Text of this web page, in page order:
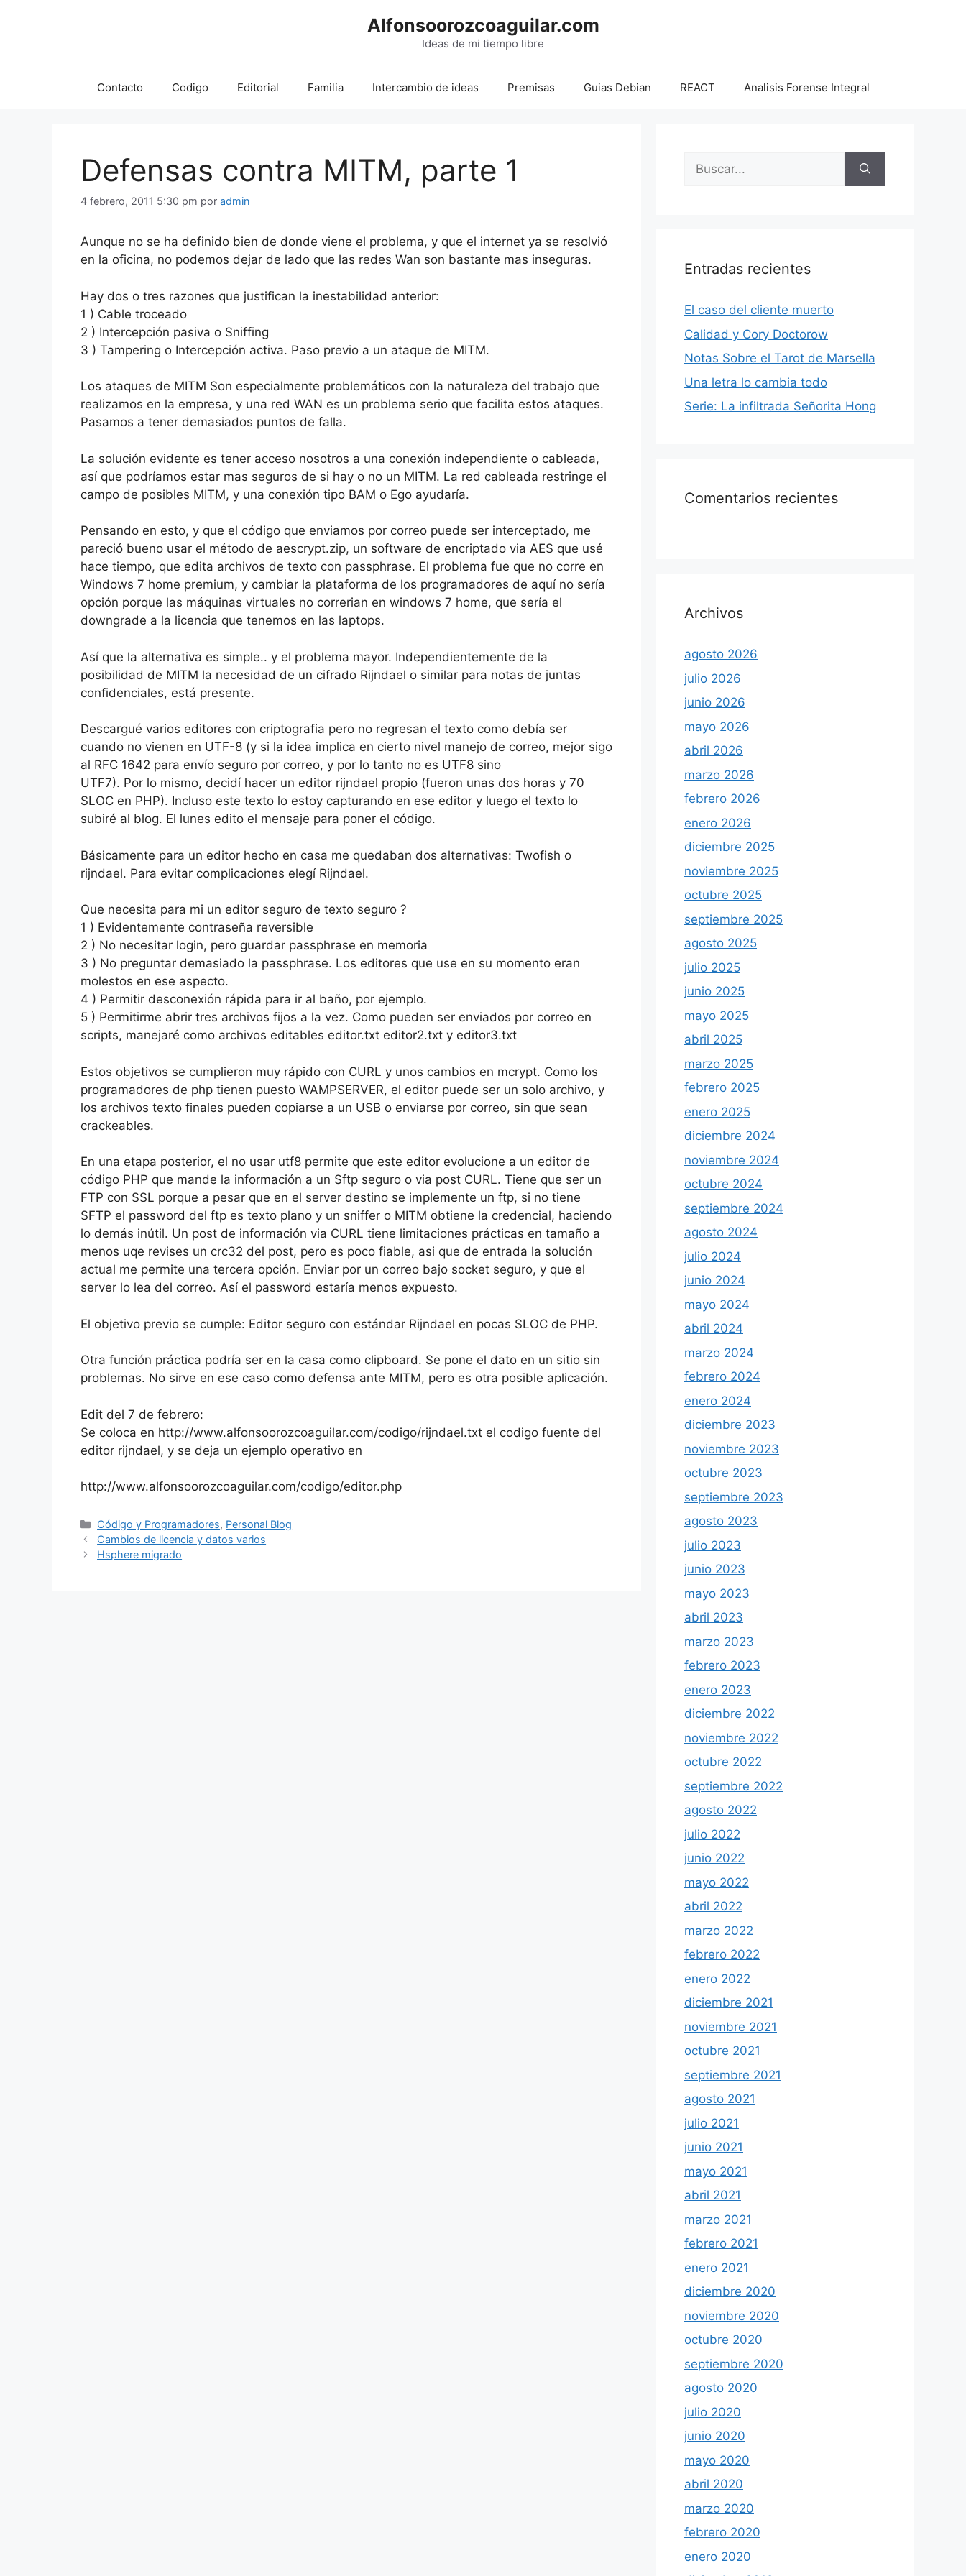
Alfonsoorozcoaguilar.com
Ideas de mi tiempo libre
Contacto Codigo Editorial Familia Intercambio de ideas Premisas Guias Debian REACT Analisis Forense Integral
Defensas contra MITM, parte 1
4 febrero, 2011 5:30 pm por admin
Aunque no se ha definido bien de donde viene el problema, y que el internet ya se resolvió
en la oficina, no podemos dejar de lado que las redes Wan son bastante mas inseguras.
Hay dos o tres razones que justifican la inestabilidad anterior:
1 ) Cable troceado
2 ) Intercepción pasiva o Sniffing
3 ) Tampering o Intercepción activa. Paso previo a un ataque de MITM.
Los ataques de MITM Son especialmente problemáticos con la naturaleza del trabajo que
realizamos en la empresa, y una red WAN es un problema serio que facilita estos ataques.
Pasamos a tener demasiados puntos de falla.
La solución evidente es tener acceso nosotros a una conexión independiente o cableada,
así que podríamos estar mas seguros de si hay o no un MITM. La red cableada restringe el
campo de posibles MITM, y una conexión tipo BAM o Ego ayudaría.
Pensando en esto, y que el código que enviamos por correo puede ser interceptado, me
pareció bueno usar el método de aescrypt.zip, un software de encriptado via AES que usé
hace tiempo, que edita archivos de texto con passphrase. El problema fue que no corre en
Windows 7 home premium, y cambiar la plataforma de los programadores de aquí no sería
opción porque las máquinas virtuales no correrian en windows 7 home, que sería el
downgrade a la licencia que tenemos en las laptops.
Así que la alternativa es simple.. y el problema mayor. Independientemente de la
posibilidad de MITM la necesidad de un cifrado Rijndael o similar para notas de juntas
confidenciales, está presente.
Descargué varios editores con criptografia pero no regresan el texto como debía ser
cuando no vienen en UTF-8 (y si la idea implica en cierto nivel manejo de correo, mejor sigo
al RFC 1642 para envío seguro por correo, y por lo tanto no es UTF8 sino
UTF7). Por lo mismo, decidí hacer un editor rijndael propio (fueron unas dos horas y 70
SLOC en PHP). Incluso este texto lo estoy capturando en ese editor y luego el texto lo
subiré al blog. El lunes edito el mensaje para poner el código.
Básicamente para un editor hecho en casa me quedaban dos alternativas: Twofish o
rijndael. Para evitar complicaciones elegí Rijndael.
Que necesita para mi un editor seguro de texto seguro ?
1 ) Evidentemente contraseña reversible
2 ) No necesitar login, pero guardar passphrase en memoria
3 ) No preguntar demasiado la passphrase. Los editores que use en su momento eran
molestos en ese aspecto.
4 ) Permitir desconexión rápida para ir al baño, por ejemplo.
5 ) Permitirme abrir tres archivos fijos a la vez. Como pueden ser enviados por correo en
scripts, manejaré como archivos editables editor.txt editor2.txt y editor3.txt
Estos objetivos se cumplieron muy rápido con CURL y unos cambios en mcrypt. Como los
programadores de php tienen puesto WAMPSERVER, el editor puede ser un solo archivo, y
los archivos texto finales pueden copiarse a un USB o enviarse por correo, sin que sean
crackeables.
En una etapa posterior, el no usar utf8 permite que este editor evolucione a un editor de
código PHP que mande la información a un Sftp seguro o via post CURL. Tiene que ser un
FTP con SSL porque a pesar que en el server destino se implemente un ftp, si no tiene
SFTP el password del ftp es texto plano y un sniffer o MITM obtiene la credencial, haciendo
lo demás inútil. Un post de información via CURL tiene limitaciones prácticas en tamaño a
menos uqe revises un crc32 del post, pero es poco fiable, asi que de entrada la solución
actual me permite una tercera opción. Enviar por un correo bajo socket seguro, y que el
server lo lea del correo. Así el password estaría menos expuesto.
El objetivo previo se cumple: Editor seguro con estándar Rijndael en pocas SLOC de PHP.
Otra función práctica podría ser en la casa como clipboard. Se pone el dato en un sitio sin
problemas. No sirve en ese caso como defensa ante MITM, pero es otra posible aplicación.
Edit del 7 de febrero:
Se coloca en http://www.alfonsoorozcoaguilar.com/codigo/rijndael.txt el codigo fuente del
editor rijndael, y se deja un ejemplo operativo en
http://www.alfonsoorozcoaguilar.com/codigo/editor.php
Categorías
Código y Programadores, Personal Blog
Cambios de licencia y datos varios
Hsphere migrado
Buscar:
Entradas recientes
El caso del cliente muerto
Calidad y Cory Doctorow
Notas Sobre el Tarot de Marsella
Una letra lo cambia todo
Serie: La infiltrada Señorita Hong
Comentarios recientes
Archivos
agosto 2026
julio 2026
junio 2026
mayo 2026
abril 2026
marzo 2026
febrero 2026
enero 2026
diciembre 2025
noviembre 2025
octubre 2025
septiembre 2025
agosto 2025
julio 2025
junio 2025
mayo 2025
abril 2025
marzo 2025
febrero 2025
enero 2025
diciembre 2024
noviembre 2024
octubre 2024
septiembre 2024
agosto 2024
julio 2024
junio 2024
mayo 2024
abril 2024
marzo 2024
febrero 2024
enero 2024
diciembre 2023
noviembre 2023
octubre 2023
septiembre 2023
agosto 2023
julio 2023
junio 2023
mayo 2023
abril 2023
marzo 2023
febrero 2023
enero 2023
diciembre 2022
noviembre 2022
octubre 2022
septiembre 2022
agosto 2022
julio 2022
junio 2022
mayo 2022
abril 2022
marzo 2022
febrero 2022
enero 2022
diciembre 2021
noviembre 2021
octubre 2021
septiembre 2021
agosto 2021
julio 2021
junio 2021
mayo 2021
abril 2021
marzo 2021
febrero 2021
enero 2021
diciembre 2020
noviembre 2020
octubre 2020
septiembre 2020
agosto 2020
julio 2020
junio 2020
mayo 2020
abril 2020
marzo 2020
febrero 2020
enero 2020